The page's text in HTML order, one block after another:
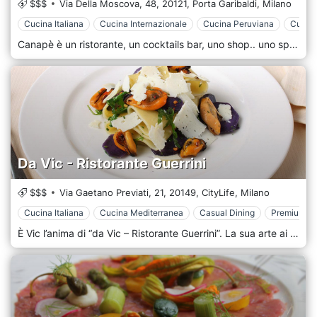
$$$ Via Della Moscova, 48, 20121, Porta Garibaldi, Milano
Cucina Italiana Cucina Internazionale Cucina Peruviana
Canapè è un ristorante, un cocktails bar, uno shop.. uno spazio: concept polifunzionale dove rilassarsi con gli amici. Si trova a Milano in zona San Marco, non distante dalla Pinacoteca di Brera e dal Castello Sforzesco.
Da Vic - Ristorante Guerrini
$$$ Via Gaetano Previati, 21, 20149, CityLife, Milano
Cucina Italiana Cucina Mediterranea Casual Dining Premium
È Vic l’anima di “da Vic – Ristorante Guerrini”. La sua arte ai fornelli non viene dai libri, ma è una “cucina d’istinto” che nasce dalla capacità di assaporare con la mente accostamenti e combinazioni originali tra i sapori, i profumi e i prodotti tipici della tradizione mediterranea, per poi ricrearli nei piatti che propone ogni giorno. Che si tratti di una serata tra amici, di una cena di lavoro o di un evento da celebrare, “da Vic – Ristorante Guerrini” saprà sempre offrirvi un’atmosfera accogliente e conviviale. Il ristorante si trova a Milano in zona Buonarroti, poco distante da Piazzale Brescia.